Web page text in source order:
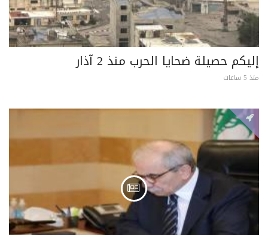
إليكم حصيلة ضحايا الحرب منذ 2 آذار
منذ 5 ساعات